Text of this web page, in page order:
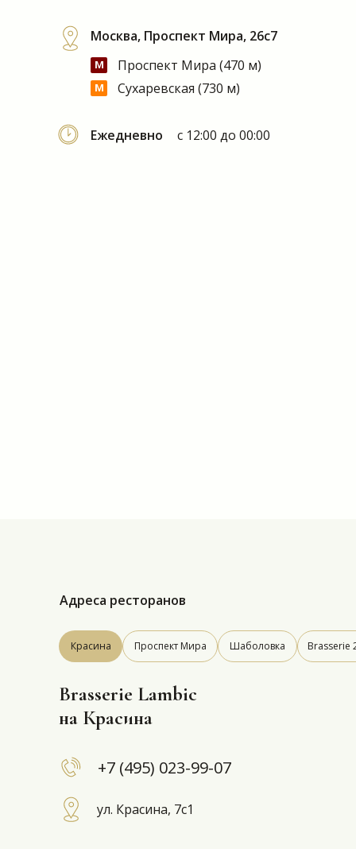
Москва, Проспект Мира, 26с7
Проспект Мира (470 м)
Сухаревская (730 м)
м
м
м
Ежедневно с 12:00 до 00:00
Адреса ресторанов
Красина Проспект Мира Шаболовка Brasserie
ул. Красина, 7с1
Brasserie Lambic
на Красина
+7 (495) 023-99-07